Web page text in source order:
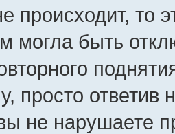
происходит, то
могла быть
просто ответив
не нарушаете